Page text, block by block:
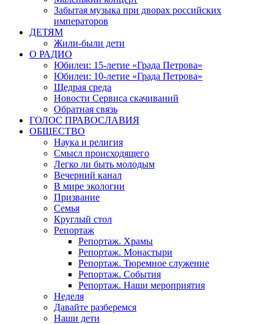
Забытая музыка при дворах российских
императоров
ДЕТЯМ
Жили-были дети
О РАДИО
Юбилеи: 15-летие «Града Петрова»
Юбилеи: 10-летие «Града Петрова»
Щедрая среда
Новости Сервиса скачиваний
Обратная связь
ГОЛОС ПРАВОСЛАВИЯ
ОБЩЕСТВО
Наука и религия
Смысл происходящего
Легко ли быть молодым
Вечерний канал
В мире экологии
Призвание
Семья
Круглый стол
Репортаж
Репортаж. Храмы
Репортаж. Монастыри
Репортаж. Тюремное служение
Репортаж. События
Репортаж. Наши мероприятия
Неделя
Давайте разберемся
Наши дети